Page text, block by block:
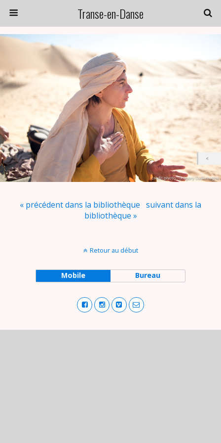
Transe-en-Danse
« précédent dans la bibliothèque suivant dans la
bibliothèque »
Retour au début
Mobile Bureau